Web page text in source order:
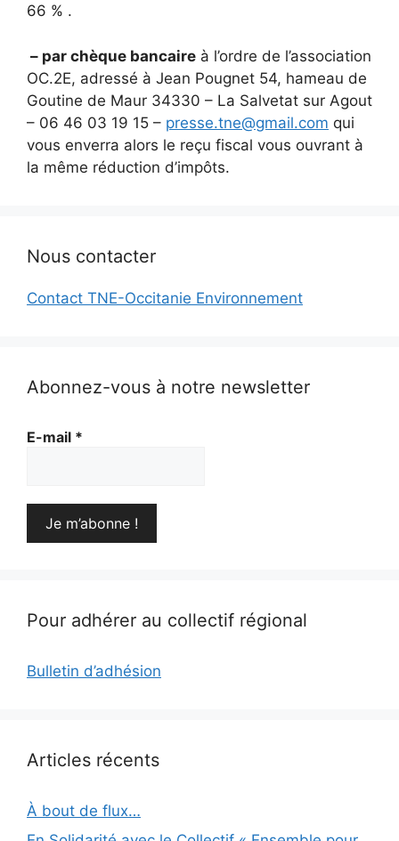
66 % .
– par chèque bancaire à l’ordre de l’association
OC.2E, adressé à Jean Pougnet 54, hameau de
Goutine de Maur 34330 – La Salvetat sur Agout
– 06 46 03 19 15 – presse.tne@gmail.com qui
vous enverra alors le reçu fiscal vous ouvrant à
la même réduction d’impôts.
Nous contacter
Contact TNE-Occitanie Environnement
Abonnez-vous à notre newsletter
E-mail *
Pour adhérer au collectif régional
Bulletin d’adhésion
Articles récents
À bout de flux…